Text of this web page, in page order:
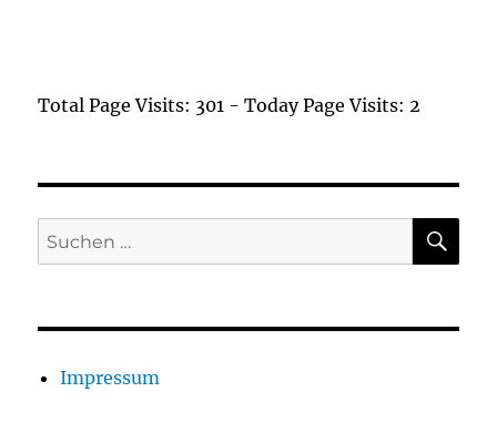
Total Page Visits: 301 - Today Page Visits: 2
Suchen
nach:
Impressum